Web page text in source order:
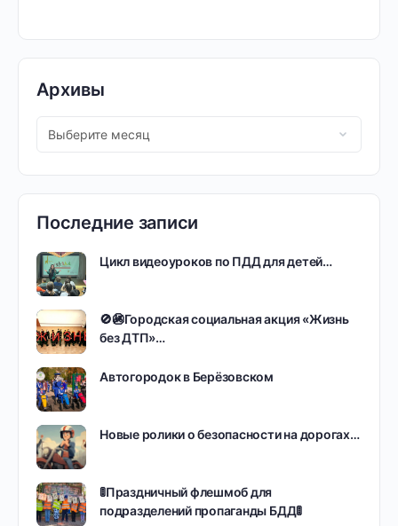
Архивы
Последние записи
Цикл видеоуроков по ПДД для детей…
🚫🚳Городская социальная акция «Жизнь
без ДТП»…
Автогородок в Берёзовском
Новые ролики о безопасности на дорогах…
🚦Праздничный флешмоб для
подразделений пропаганды БДД🚦